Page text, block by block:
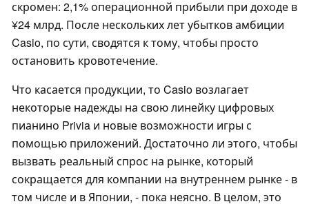
скромен: 2,1% операционной прибыли при доходе в
¥24 млрд. После нескольких лет убытков амбиции
Casio, по сути, сводятся к тому, чтобы просто
остановить кровотечение.
Что касается продукции, то Casio возлагает
некоторые надежды на свою линейку цифровых
пианино Privia и новые возможности игры с
помощью приложений. Достаточно ли этого, чтобы
вызвать реальный спрос на рынке, который
сокращается для компании на внутреннем рынке - в
том числе и в Японии, - пока неясно. В целом, это